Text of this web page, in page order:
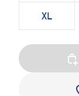
XL